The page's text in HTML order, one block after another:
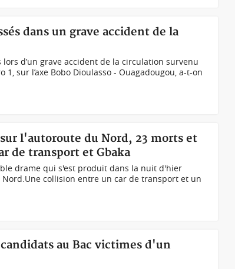
dans un grave accident de la
d’un grave accident de la circulation survenu
sur l’axe Bobo Dioulasso - Ouagadougou, a-t-on
l'autoroute du Nord, 23 morts et
de transport et Gbaka
drame qui s'est produit dans la nuit d'hier
collision entre un car de transport et un
au Bac victimes d'un